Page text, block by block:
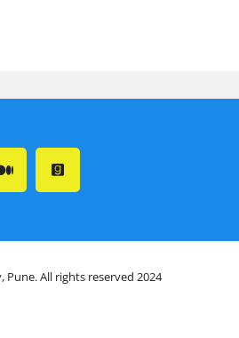
Pune. All rights reserved 2024